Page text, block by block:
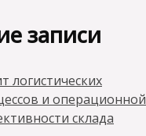
записи
логистических
и операционной
склада